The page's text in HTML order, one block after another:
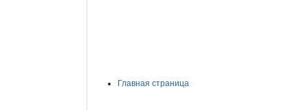
Главная страница